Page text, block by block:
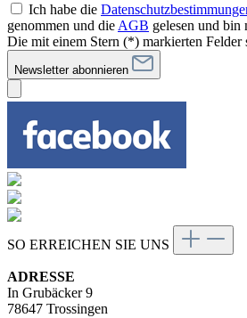
Ich habe die
genommen und die AGB gelesen und bin
Die mit einem Stern (*) markierten Felder
Newsletter abonnieren
SO ERREICHEN SIE UNS
ADRESSE
In Grubäcker 9
78647 Trossingen